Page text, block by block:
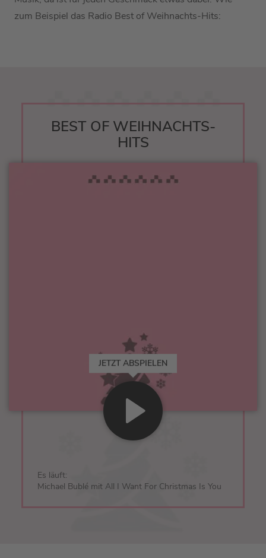
zum Beispiel das Radio Best of Weihnachts-Hits:
BEST OF WEIHNACHTS-
HITS
JETZT ABSPIELEN
Es läuft:
Michael Bublé mit All I Want For Christmas Is You